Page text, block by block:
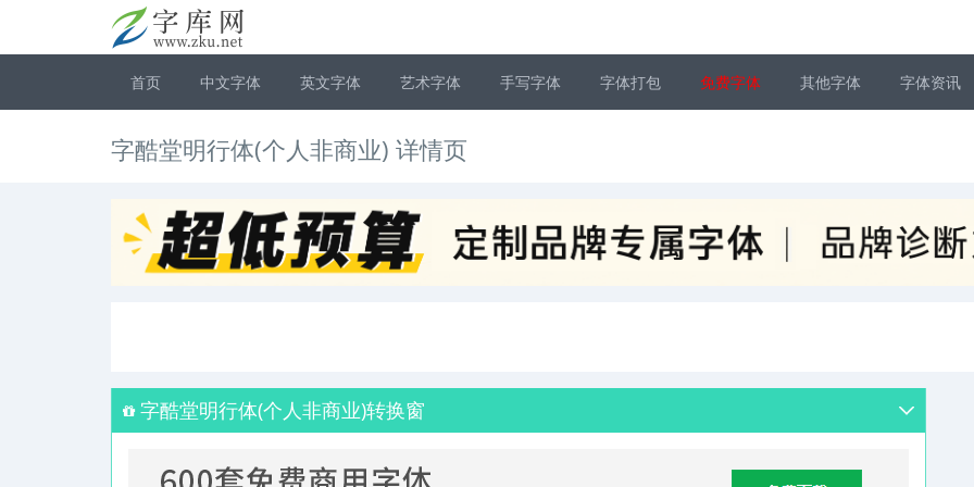
首页 中文字体 英文字体 艺术字体 手写字体 字体打包 免费字体 其他字体 字体资讯
字酷堂明行体(个人非商业) 详情页
字酷堂明行体(个人非商业)转换窗